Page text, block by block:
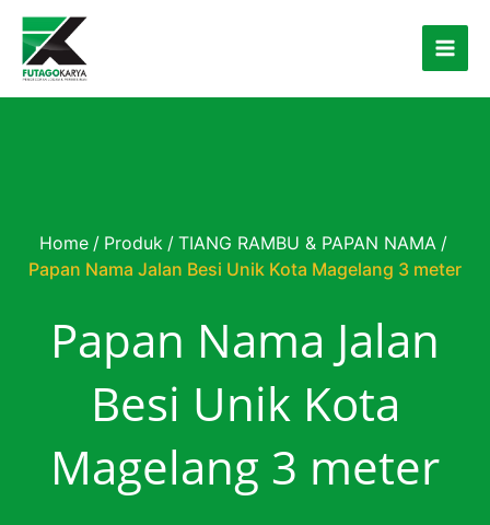
Skip to content
Home / Produk / TIANG RAMBU & PAPAN NAMA /
Papan Nama Jalan Besi Unik Kota Magelang 3 meter
Papan Nama Jalan
Besi Unik Kota
Magelang 3 meter